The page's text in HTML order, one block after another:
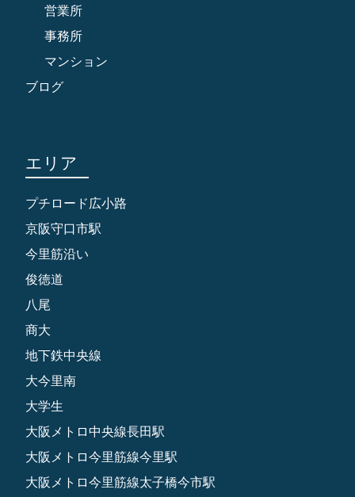
営業所
事務所
マンション
ブログ
エリア
プチロード広小路
京阪守口市駅
今里筋沿い
俊徳道
八尾
商大
地下鉄中央線
大今里南
大学生
大阪メトロ中央線長田駅
大阪メトロ今里筋線今里駅
大阪メトロ今里筋線太子橋今市駅